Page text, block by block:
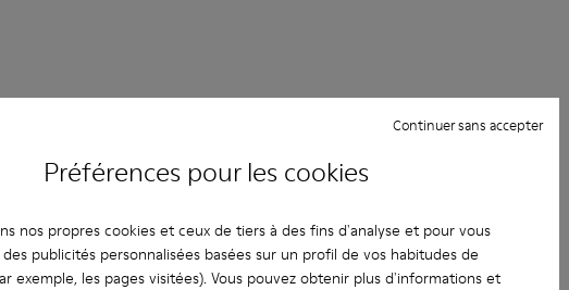
Préférences pour les cookies
nos propres cookies et ceux de tiers à des fins d'analyse et pour vous
publicités personnalisées basées sur un profil de vos habitudes de
exemple, les pages visitées). Vous pouvez obtenir plus d'informations et
Continuer sans accepter